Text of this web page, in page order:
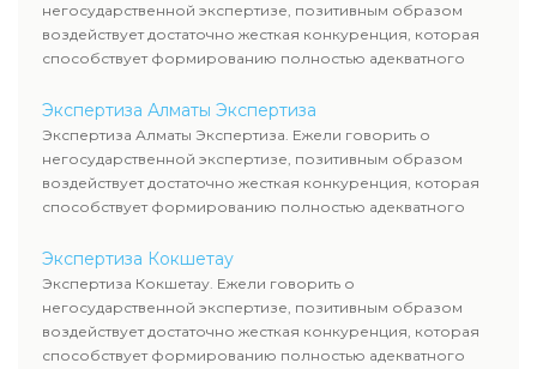
негосударственной экспертизе, позитивным образом
воздействует достаточно жесткая конкуренция, которая
способствует формированию полностью адекватного
Экспертиза Алматы Экспертиза
Экспертиза Алматы Экспертиза. Ежели говорить о
негосударственной экспертизе, позитивным образом
воздействует достаточно жесткая конкуренция, которая
способствует формированию полностью адекватного
Экспертиза Кокшетау
Экспертиза Кокшетау. Ежели говорить о
негосударственной экспертизе, позитивным образом
воздействует достаточно жесткая конкуренция, которая
способствует формированию полностью адекватного